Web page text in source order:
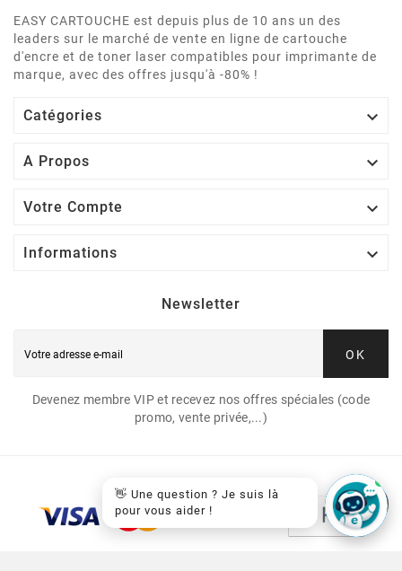
EASY CARTOUCHE est depuis plus de 10 ans un des
leaders sur le marché de vente en ligne de cartouche
d'encre et de toner laser compatibles pour imprimante de
marque, avec des offres jusqu'à -80% !
Catégories 
A Propos 
Votre Compte 
Informations 
Newsletter
OK
Devenez membre VIP et recevez nos offres spéciales (code
promo, vente privée,...)
👋 Une question ? Je suis là
pour vous aider !